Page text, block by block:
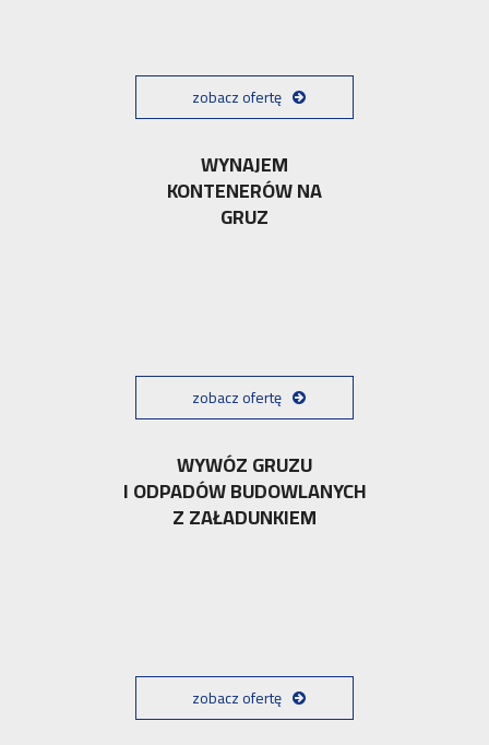
zobacz ofertę
WYNAJEM
KONTENERÓW NA
GRUZ
zobacz ofertę
WYWÓZ GRUZU
I ODPADÓW BUDOWLANYCH
Z ZAŁADUNKIEM
zobacz ofertę